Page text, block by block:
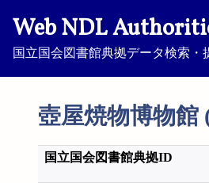
Web NDL
国立国会図書館典拠データ検索・
壺屋焼物博物館
国立国会図書館典拠ID